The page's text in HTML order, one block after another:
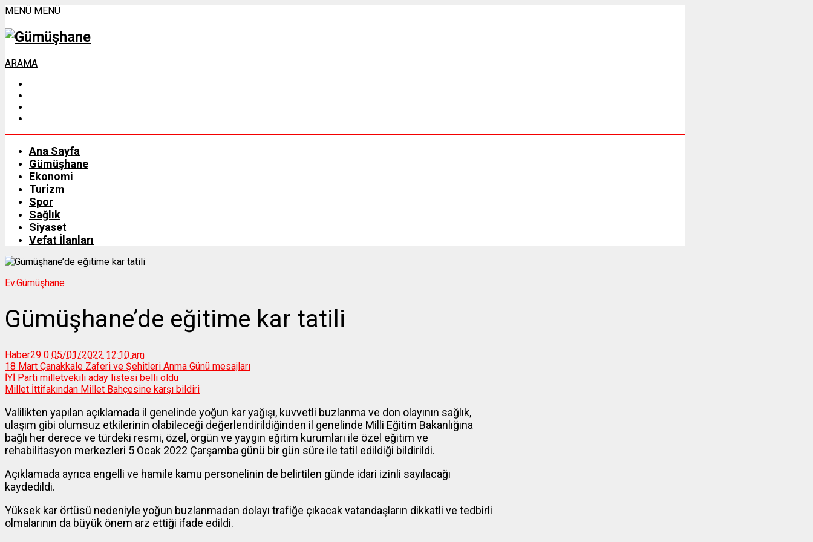
MENÜ MENÜ
ARAMA
Ana Sayfa
Gümüşhane
Ekonomi
Turizm
Spor
Sağlık
Siyaset
Vefat İlanları
Ev.Gümüşhane
Gümüşhane’de eğitime kar tatili
Haber29 0 05/01/2022 12:10 am
18 Mart Çanakkale Zaferi ve Şehitleri Anma Günü mesajları
İYİ Parti milletvekili aday listesi belli oldu
Millet İttifakından Millet Bahçesine karşı bildiri
Valilikten yapılan açıklamada il genelinde yoğun kar yağışı, kuvvetli buzlanma ve don olayının sağlık,
ulaşım gibi olumsuz etkilerinin olabileceği değerlendirildiğinden il genelinde Milli Eğitim Bakanlığına
bağlı her derece ve türdeki resmi, özel, örgün ve yaygın eğitim kurumları ile özel eğitim ve
rehabilitasyon merkezleri 5 Ocak 2022 Çarşamba günü bir gün süre ile tatil edildiği bildirildi.
Açıklamada ayrıca engelli ve hamile kamu personelinin de belirtilen günde idari izinli sayılacağı
kaydedildi.
Yüksek kar örtüsü nedeniyle yoğun buzlanmadan dolayı trafiğe çıkacak vatandaşların dikkatli ve tedbirli
olmalarının da büyük önem arz ettiği ifade edildi.